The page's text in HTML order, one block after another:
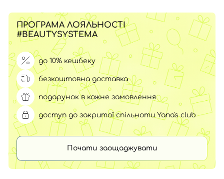
ПРОГРАМА ЛОЯЛЬНОСТІ
#BEAUTYSYSTEMA
до 10% кешбеку
безкоштовна доставка
подарунок в кожне замовлення
доступ до закритої спільноти Yana's club
Почати заощаджувати